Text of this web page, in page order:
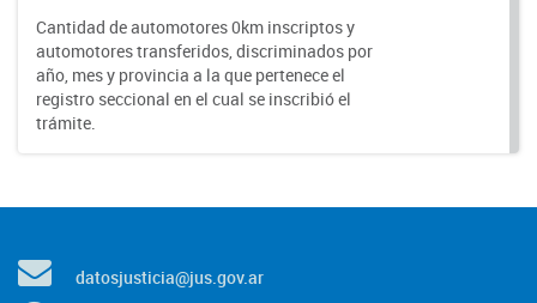
Cantidad de automotores 0km inscriptos y
automotores transferidos, discriminados por
año, mes y provincia a la que pertenece el
registro seccional en el cual se inscribió el
trámite.
datosjusticia@jus.gov.ar